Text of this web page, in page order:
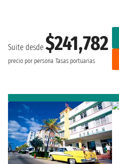
Suite desde $241,782
precio por persona Tasas portuarias